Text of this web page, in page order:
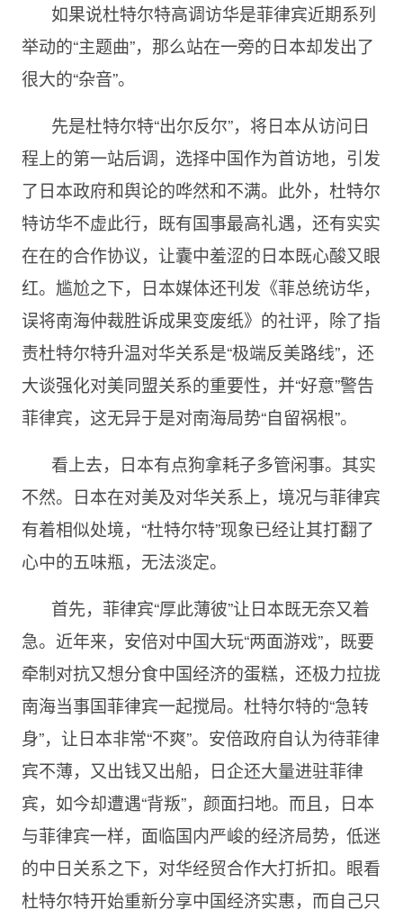
如果说杜特尔特高调访华是菲律宾近期系列
举动的“主题曲”，那么站在一旁的日本却发出了
很大的“杂音”。
先是杜特尔特“出尔反尔”，将日本从访问日
程上的第一站后调，选择中国作为首访地，引发
了日本政府和舆论的哗然和不满。此外，杜特尔
特访华不虚此行，既有国事最高礼遇，还有实实
在在的合作协议，让囊中羞涩的日本既心酸又眼
红。尴尬之下，日本媒体还刊发《菲总统访华，
误将南海仲裁胜诉成果变废纸》的社评，除了指
责杜特尔特升温对华关系是“极端反美路线”，还
大谈强化对美同盟关系的重要性，并“好意”警告
菲律宾，这无异于是对南海局势“自留祸根”。
看上去，日本有点狗拿耗子多管闲事。其实
不然。日本在对美及对华关系上，境况与菲律宾
有着相似处境，“杜特尔特”现象已经让其打翻了
心中的五味瓶，无法淡定。
首先，菲律宾“厚此薄彼”让日本既无奈又着
急。近年来，安倍对中国大玩“两面游戏”，既要
牵制对抗又想分食中国经济的蛋糕，还极力拉拢
南海当事国菲律宾一起搅局。杜特尔特的“急转
身”，让日本非常“不爽”。安倍政府自认为待菲律
宾不薄，又出钱又出船，日企还大量进驻菲律
宾，如今却遭遇“背叛”，颜面扫地。而且，日本
与菲律宾一样，面临国内严峻的经济局势，低迷
的中日关系之下，对华经贸合作大打折扣。眼看
杜特尔特开始重新分享中国经济实惠，而自己只